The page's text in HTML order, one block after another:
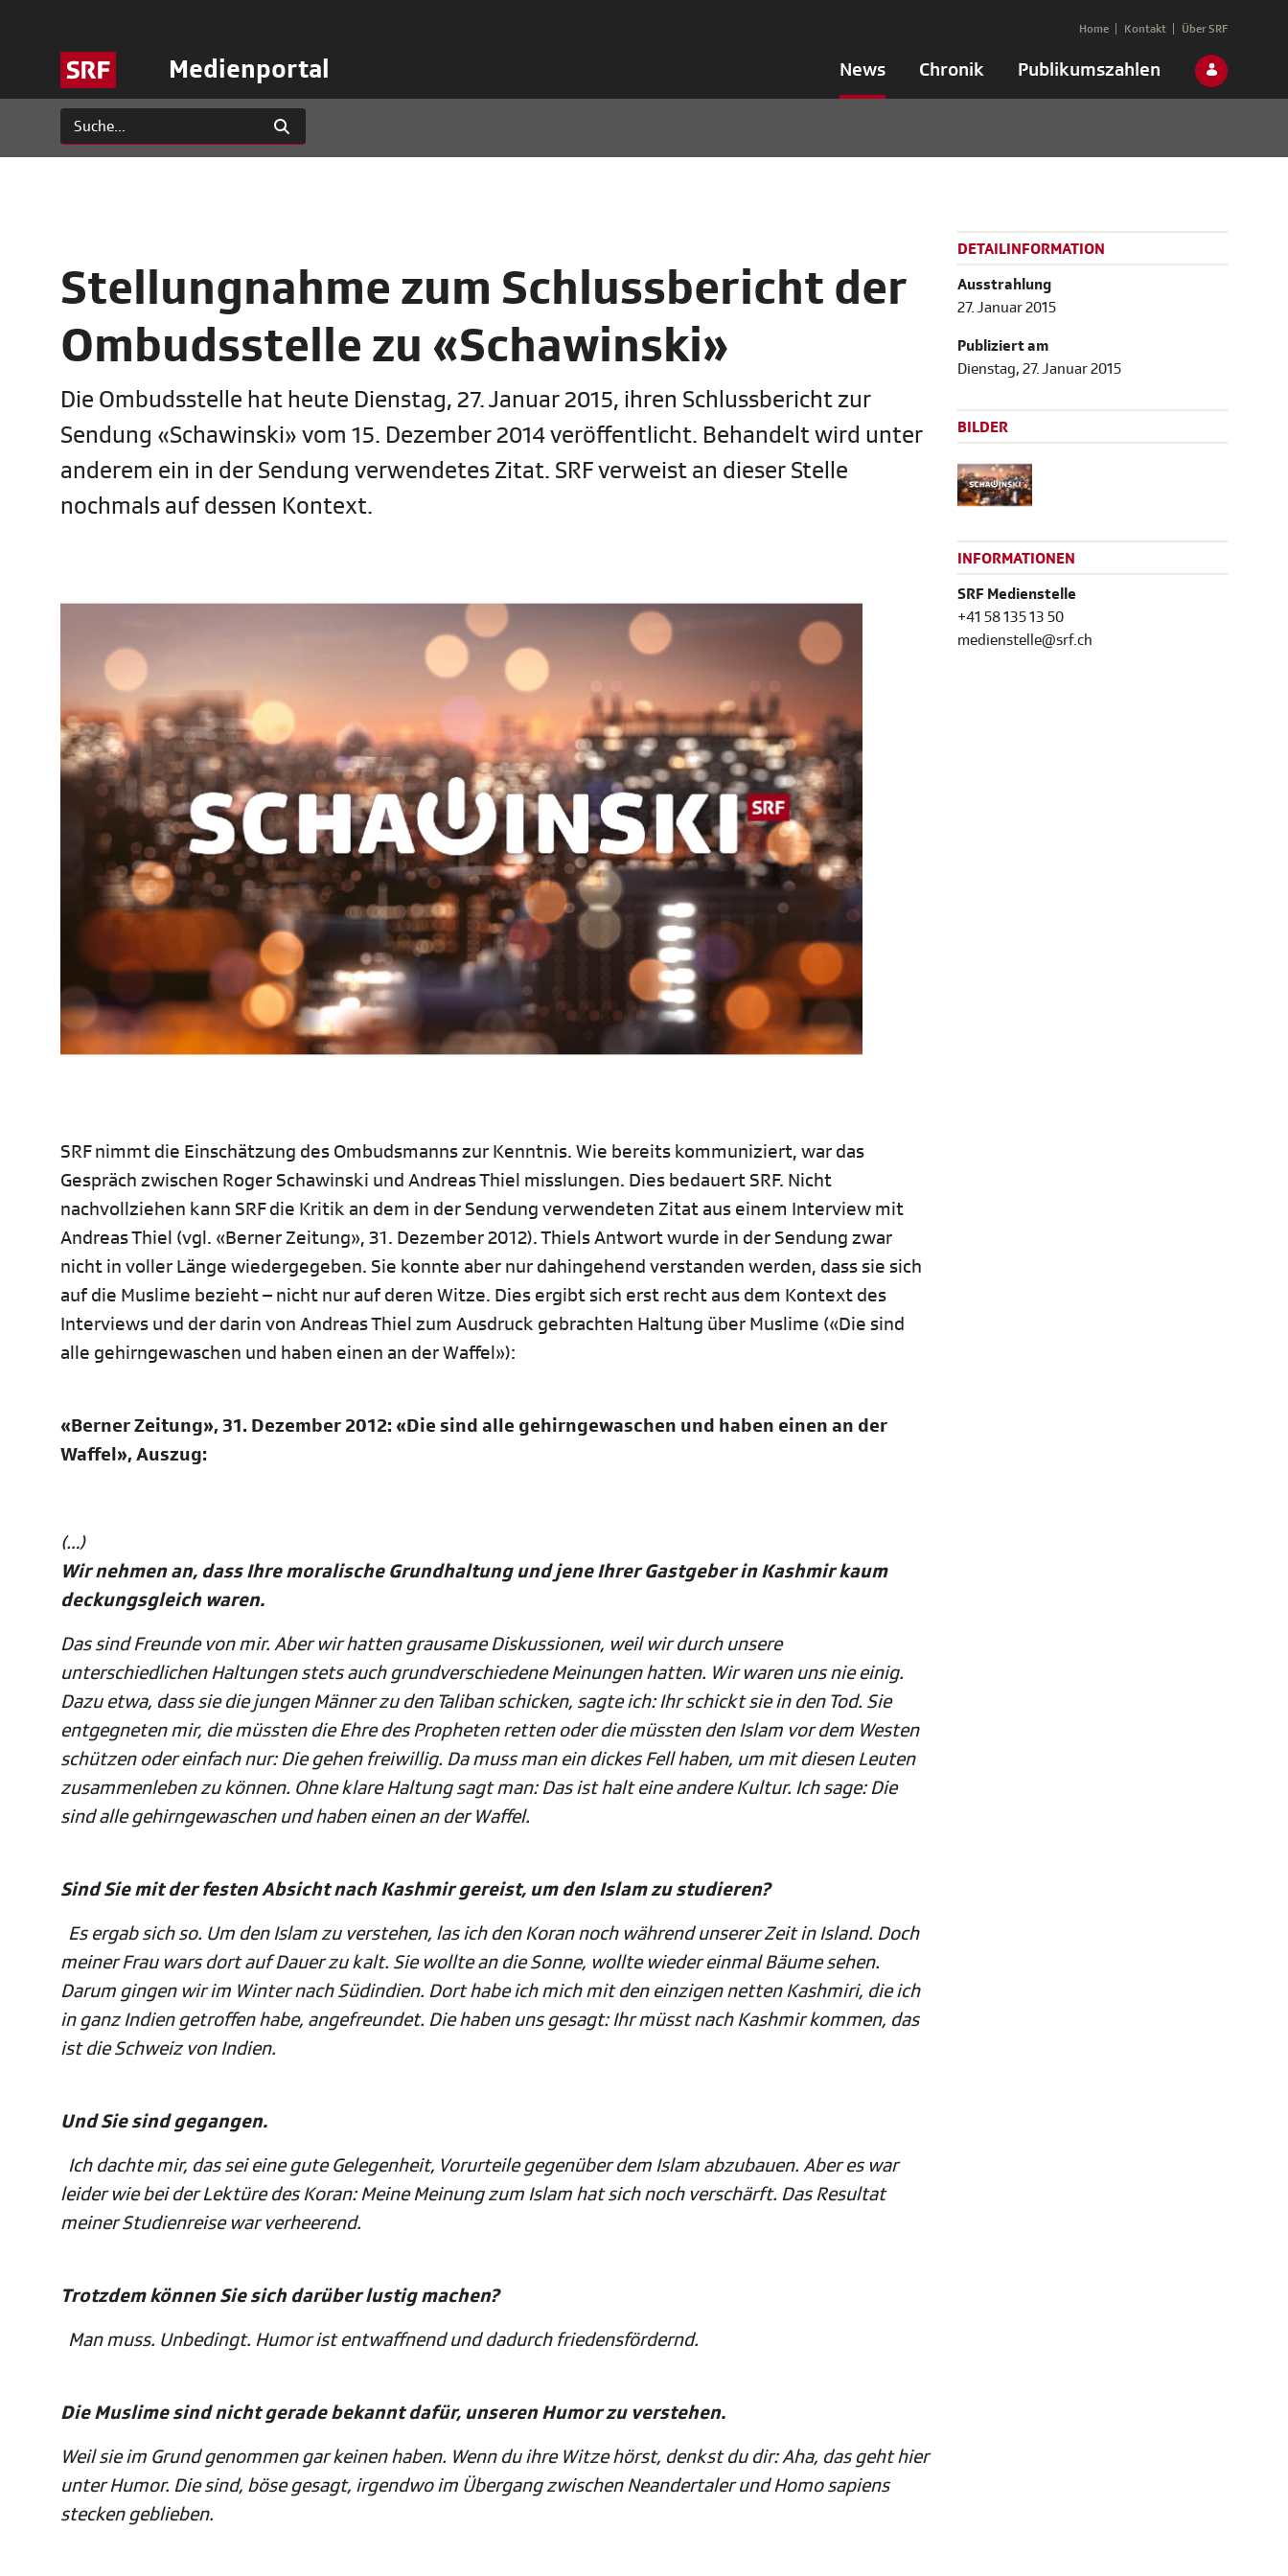
Medienportal News Chronik Publikumszahlen
Home Kontakt Über SRF
Stellungnahme zum Schlussbericht der
Ombudsstelle zu «Schawinski»
Die Ombudsstelle hat heute Dienstag, 27. Januar 2015, ihren Schlussbericht zur
Sendung «Schawinski» vom 15. Dezember 2014 veröffentlicht. Behandelt wird unter
anderem ein in der Sendung verwendetes Zitat. SRF verweist an dieser Stelle
nochmals auf dessen Kontext.
SRF nimmt die Einschätzung des Ombudsmanns zur Kenntnis. Wie bereits kommuniziert, war das
Gespräch zwischen Roger Schawinski und Andreas Thiel misslungen. Dies bedauert SRF. Nicht
nachvollziehen kann SRF die Kritik an dem in der Sendung verwendeten Zitat aus einem Interview mit
Andreas Thiel (vgl. «Berner Zeitung», 31. Dezember 2012). Thiels Antwort wurde in der Sendung zwar
nicht in voller Länge wiedergegeben. Sie konnte aber nur dahingehend verstanden werden, dass sie sich
auf die Muslime bezieht – nicht nur auf deren Witze. Dies ergibt sich erst recht aus dem Kontext des
Interviews und der darin von Andreas Thiel zum Ausdruck gebrachten Haltung über Muslime («Die sind
alle gehirngewaschen und haben einen an der Waffel»):
«Berner Zeitung», 31. Dezember 2012: «Die sind alle gehirngewaschen und haben einen an der
Waffel», Auszug:
(…)
Wir nehmen an, dass Ihre moralische Grundhaltung und jene Ihrer Gastgeber in Kashmir kaum
deckungsgleich waren.
Das sind Freunde von mir. Aber wir hatten grausame Diskussionen, weil wir durch unsere
unterschiedlichen Haltungen stets auch grundverschiedene Meinungen hatten. Wir waren uns nie einig.
Dazu etwa, dass sie die jungen Männer zu den Taliban schicken, sagte ich: Ihr schickt sie in den Tod. Sie
entgegneten mir, die müssten die Ehre des Propheten retten oder die müssten den Islam vor dem Westen
schützen oder einfach nur: Die gehen freiwillig. Da muss man ein dickes Fell haben, um mit diesen Leuten
zusammenleben zu können. Ohne klare Haltung sagt man: Das ist halt eine andere Kultur. Ich sage: Die
sind alle gehirngewaschen und haben einen an der Waffel.
Sind Sie mit der festen Absicht nach Kashmir gereist, um den Islam zu studieren?
Es ergab sich so. Um den Islam zu verstehen, las ich den Koran noch während unserer Zeit in Island. Doch
meiner Frau wars dort auf Dauer zu kalt. Sie wollte an die Sonne, wollte wieder einmal Bäume sehen.
Darum gingen wir im Winter nach Südindien. Dort habe ich mich mit den einzigen netten Kashmiri, die ich
in ganz Indien getroffen habe, angefreundet. Die haben uns gesagt: Ihr müsst nach Kashmir kommen, das
ist die Schweiz von Indien.
Und Sie sind gegangen.
Ich dachte mir, das sei eine gute Gelegenheit, Vorurteile gegenüber dem Islam abzubauen. Aber es war
leider wie bei der Lektüre des Koran: Meine Meinung zum Islam hat sich noch verschärft. Das Resultat
meiner Studienreise war verheerend.
Trotzdem können Sie sich darüber lustig machen?
Man muss. Unbedingt. Humor ist entwaffnend und dadurch friedensfördernd.
Die Muslime sind nicht gerade bekannt dafür, unseren Humor zu verstehen.
Weil sie im Grund genommen gar keinen haben. Wenn du ihre Witze hörst, denkst du dir: Aha, das geht hier
unter Humor. Die sind, böse gesagt, irgendwo im Übergang zwischen Neandertaler und Homo sapiens
stecken geblieben.
DETAILINFORMATION
Ausstrahlung
27. Januar 2015
Publiziert am
Dienstag, 27. Januar 2015
BILDER
INFORMATIONEN
SRF Medienstelle
+41 58 135 13 50
medienstelle@srf.ch